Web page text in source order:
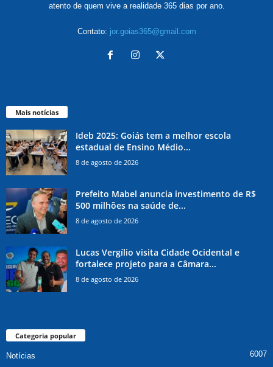
atento de quem vive a realidade 365 dias por ano.
Contato: jor.goias365@gmail.com
Mais notícias
Ideb 2025: Goiás tem a melhor escola
estadual de Ensino Médio...
8 de agosto de 2026
Prefeito Mabel anuncia investimento de R$
500 milhões na saúde de...
8 de agosto de 2026
Lucas Vergílio visita Cidade Ocidental e
fortalece projeto para a Câmara...
8 de agosto de 2026
Categoria popular
Notícias 6007